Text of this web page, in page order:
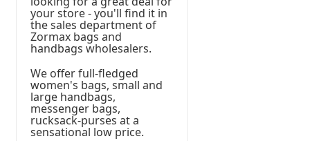
your store - you'll find it in
the sales department of
Zormax bags and
handbags wholesalers.
We offer full-fledged
women's bags, small and
large handbags,
messenger bags,
rucksack-purses at a
sensational low price.